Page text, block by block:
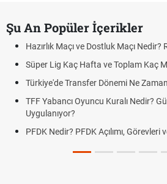
Şu An Popüler İçerikler
Maçı ve Dostluk Maçı Nedir? Resmî
Lig Kaç Hafta ve Toplam Kaç Maç
Transfer Dönemi Ne Zaman
Yabancı Oyuncu Kuralı Nedir? Güncel
Nedir? PFDK Açılımı, Görevleri ve